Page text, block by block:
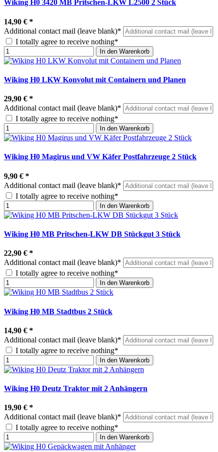
Wiking H0 3420 MB Pritschen-LKW L2500 2 Stück
14,90 € *
Additional contact mail (leave blank)*
I totally agree to receive nothing*
In den Warenkorb
Wiking H0 LKW Konvolut mit Containern und Planen
29,90 € *
Additional contact mail (leave blank)*
I totally agree to receive nothing*
In den Warenkorb
Wiking H0 Magirus und VW Käfer Postfahrzeuge 2 Stück
9,90 € *
Additional contact mail (leave blank)*
I totally agree to receive nothing*
In den Warenkorb
Wiking H0 MB Pritschen-LKW DB Stückgut 3 Stück
22,90 € *
Additional contact mail (leave blank)*
I totally agree to receive nothing*
In den Warenkorb
Wiking H0 MB Stadtbus 2 Stück
14,90 € *
Additional contact mail (leave blank)*
I totally agree to receive nothing*
In den Warenkorb
Wiking H0 Deutz Traktor mit 2 Anhängern
19,90 € *
Additional contact mail (leave blank)*
I totally agree to receive nothing*
In den Warenkorb